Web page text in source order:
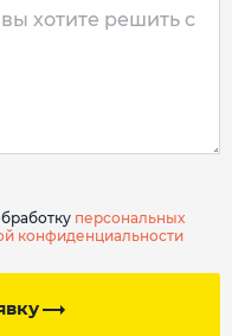
персональных
конфиденциальности